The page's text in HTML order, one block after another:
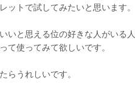
ットで試してみたいと思います。
いと思える位の好きな人がいる
て使ってみて欲しいです。
らうれしいです。